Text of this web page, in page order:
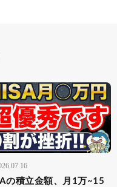
の積立金額、月1万~15